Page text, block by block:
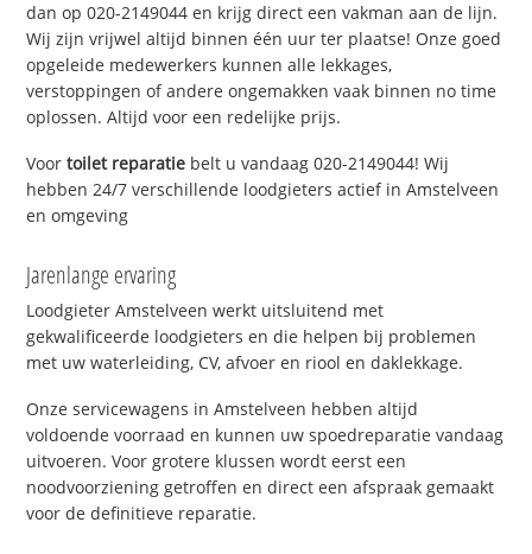
dan op 020-2149044 en krijg direct een vakman aan de lijn.
Wij zijn vrijwel altijd binnen één uur ter plaatse! Onze goed
opgeleide medewerkers kunnen alle lekkages,
verstoppingen of andere ongemakken vaak binnen no time
oplossen. Altijd voor een redelijke prijs.
Voortoilet reparatie belt u vandaag 020-2149044! Wij
hebben 24/7 verschillende loodgieters actief in Amstelveen
en omgeving
Jarenlange ervaring
Loodgieter Amstelveen werkt uitsluitend met
gekwalificeerde loodgieters en die helpen bij problemen
met uw waterleiding, CV, afvoer en riool en daklekkage.
Onze servicewagens in Amstelveen hebben altijd
voldoende voorraad en kunnen uw spoedreparatie vandaag
uitvoeren. Voor grotere klussen wordt eerst een
noodvoorziening getroffen en direct een afspraak gemaakt
voor de definitieve reparatie.